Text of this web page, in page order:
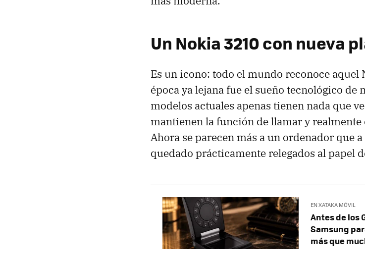
Un Nokia 3210 con nueva
Es un icono: todo el mundo reconoce
época ya lejana fue el sueño tecnológico de
modelos actuales apenas tienen nada que
mantienen la función de llamar y realmente
Ahora se parecen más a un ordenador que
quedado prácticamente relegados al papel
EN XATAKA MÓVIL
Antes de los
Samsung
más que